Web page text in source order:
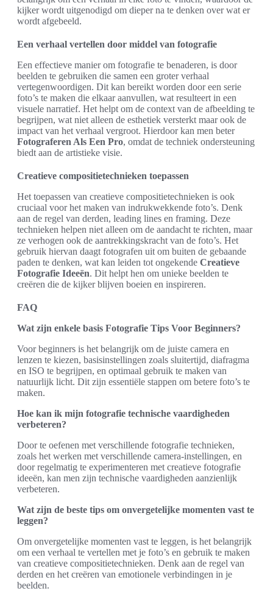
kijker wordt uitgenodigd om dieper na te denken over wat er
wordt afgebeeld.
Een verhaal vertellen door middel van fotografie
Een effectieve manier om fotografie te benaderen, is door
beelden te gebruiken die samen een groter verhaal
vertegenwoordigen. Dit kan bereikt worden door een serie
foto’s te maken die elkaar aanvullen, wat resulteert in een
visuele narratief. Het helpt om de context van de afbeelding te
begrijpen, wat niet alleen de esthetiek versterkt maar ook de
impact van het verhaal vergroot. Hierdoor kan men beter
Fotograferen Als Een Pro, omdat de techniek ondersteuning
biedt aan de artistieke visie.
Creatieve compositietechnieken toepassen
Het toepassen van creatieve compositietechnieken is ook
cruciaal voor het maken van indrukwekkende foto’s. Denk
aan de regel van derden, leading lines en framing. Deze
technieken helpen niet alleen om de aandacht te richten, maar
ze verhogen ook de aantrekkingskracht van de foto’s. Het
gebruik hiervan daagt fotografen uit om buiten de gebaande
paden te denken, wat kan leiden tot ongekende Creatieve
Fotografie Ideeën. Dit helpt hen om unieke beelden te
creëren die de kijker blijven boeien en inspireren.
FAQ
Wat zijn enkele basis Fotografie Tips Voor Beginners?
Voor beginners is het belangrijk om de juiste camera en
lenzen te kiezen, basisinstellingen zoals sluitertijd, diafragma
en ISO te begrijpen, en optimaal gebruik te maken van
natuurlijk licht. Dit zijn essentiële stappen om betere foto’s te
maken.
Hoe kan ik mijn fotografie technische vaardigheden
verbeteren?
Door te oefenen met verschillende fotografie technieken,
zoals het werken met verschillende camera-instellingen, en
door regelmatig te experimenteren met creatieve fotografie
ideeën, kan men zijn technische vaardigheden aanzienlijk
verbeteren.
Wat zijn de beste tips om onvergetelijke momenten vast te
leggen?
Om onvergetelijke momenten vast te leggen, is het belangrijk
om een verhaal te vertellen met je foto’s en gebruik te maken
van creatieve compositietechnieken. Denk aan de regel van
derden en het creëren van emotionele verbindingen in je
beelden.